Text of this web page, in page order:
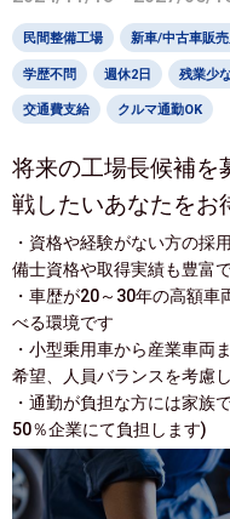
民間整備工場 新車/中古車販
学歴不問 週休2日 残業少
交通費支給 クルマ通勤OK
将来の工場長候補を
戦したいあなたをお
・資格や経験がない方の採
備士資格や取得実績も豊富
・車歴が20～30年の高額
べる環境です
・小型乗用車から産業車両
希望、人員バランスを考慮
・通勤が負担な方には家族
50％企業にて負担します)